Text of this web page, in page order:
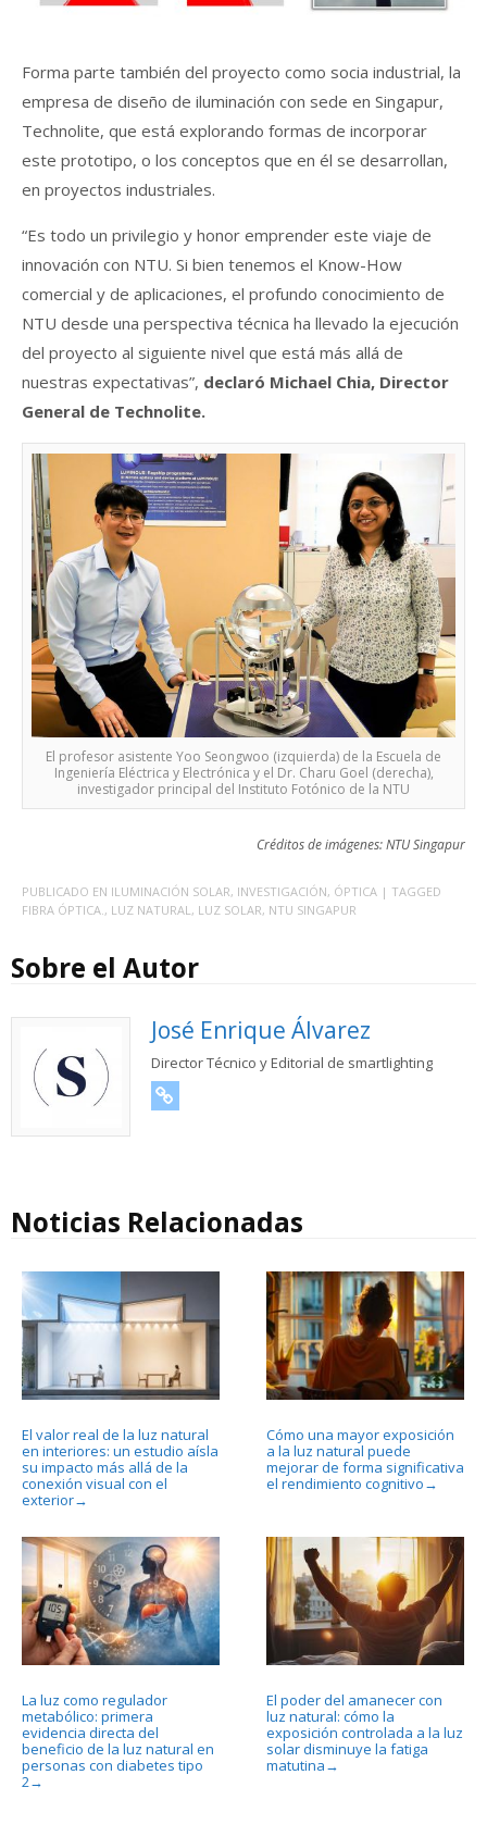
Forma parte también del proyecto como socia industrial, la
empresa de diseño de iluminación con sede en Singapur,
Technolite, que está explorando formas de incorporar
este prototipo, o los conceptos que en él se desarrollan,
en proyectos industriales.
“Es todo un privilegio y honor emprender este viaje de
innovación con NTU. Si bien tenemos el Know-How
comercial y de aplicaciones, el profundo conocimiento de
NTU desde una perspectiva técnica ha llevado la ejecución
del proyecto al siguiente nivel que está más allá de
nuestras expectativas”, declaró Michael Chia, Director
General de Technolite.
El profesor asistente Yoo Seongwoo (izquierda) de la Escuela de
Ingeniería Eléctrica y Electrónica y el Dr. Charu Goel (derecha),
investigador principal del Instituto Fotónico de la NTU
Créditos de imágenes: NTU Singapur
PUBLICADO EN ILUMINACIÓN SOLAR, INVESTIGACIÓN, ÓPTICA | TAGGED
FIBRA ÓPTICA., LUZ NATURAL, LUZ SOLAR, NTU SINGAPUR
Sobre el Autor
José Enrique Álvarez
Director Técnico y Editorial de smartlighting
Noticias Relacionadas
El valor real de la luz natural
en interiores: un estudio aísla
su impacto más allá de la
conexión visual con el
exterior→
Cómo una mayor exposición
a la luz natural puede
mejorar de forma significativa
el rendimiento cognitivo →
La luz como regulador
metabólico: primera
evidencia directa del
beneficio de la luz natural en
personas con diabetes tipo
2→
El poder del amanecer con
luz natural: cómo la
exposición controlada a la luz
solar disminuye la fatiga
matutina →